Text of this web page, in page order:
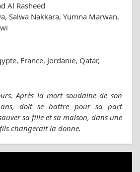
Al Rasheed
Salwa Nakkara, Yumna Marwan,
France, Jordanie, Qatar,
Après la mort soudaine de son
doit se battre pour sa part
sa fille et sa maison, dans une
changerait la donne.